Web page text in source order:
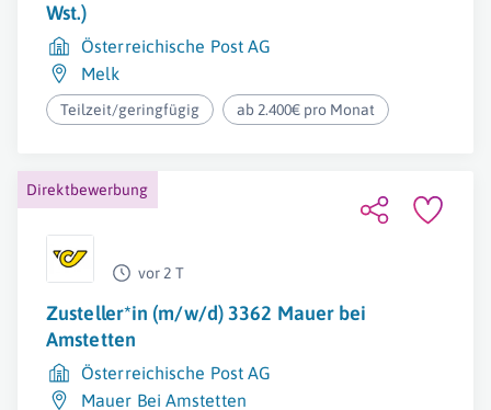
Wst.)
Österreichische Post AG
Melk
Teilzeit/geringfügig ab 2.400€ pro Monat
Direktbewerbung
vor 2 T
Zusteller*in (m/w/d) 3362 Mauer bei
Amstetten
Österreichische Post AG
Mauer Bei Amstetten